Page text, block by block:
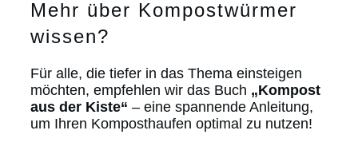
Mehr über Kompostwürmer
wissen?
Für alle, die tiefer in das Thema einsteigen
möchten, empfehlen wir das Buch „Kompost
aus der Kiste“ – eine spannende Anleitung,
um Ihren Komposthaufen optimal zu nutzen!